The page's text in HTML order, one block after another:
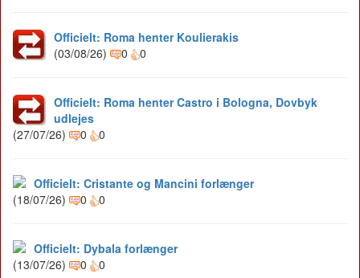
Officielt: Roma henter Koulierakis
(03/08/26)
0 0
Officielt: Roma henter Castro i Bologna, Dovbyk
udlejes
(27/07/26)
0 0
Officielt: Cristante og Mancini forlænger
(18/07/26)
0 0
Officielt: Dybala forlænger
(13/07/26)
0 0